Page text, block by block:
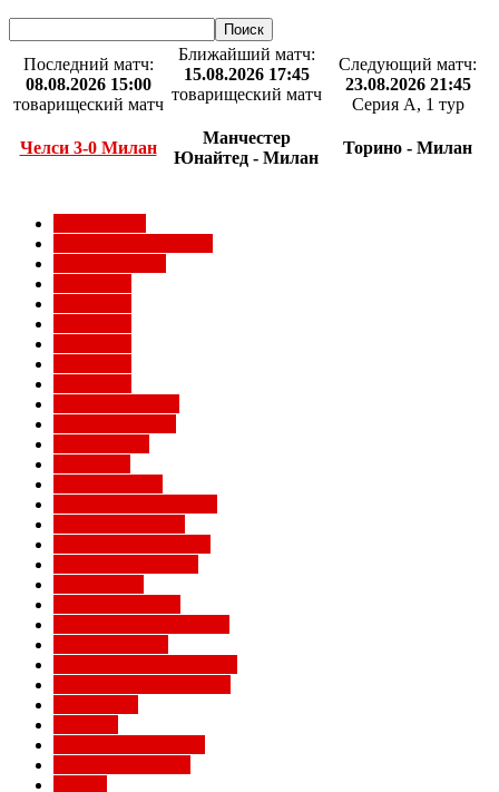
Последний матч:
08.08.2026 15:00
товарищеский матч
Челси 3-0 Милан
Ближайший матч:
15.08.2026 17:45
товарищеский матч
Манчестер
Юнайтед - Милан
Следующий матч:
23.08.2026 21:45
Серия А, 1 тур
Торино - Милан